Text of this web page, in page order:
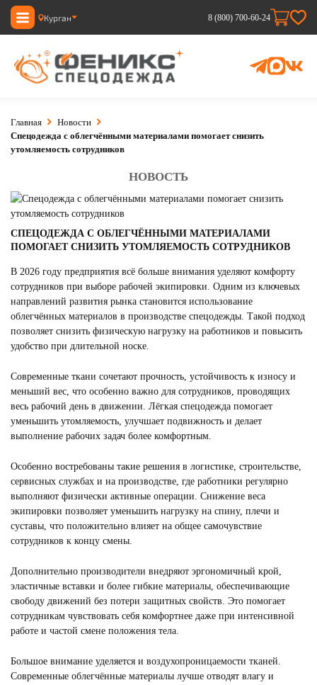
Курган 8 (800) 700-60-24
Главная
Новости
Спецодежда с облегчёнными материалами помогает снизить
утомляемость сотрудников
НОВОСТЬ
СПЕЦОДЕЖДА С ОБЛЕГЧЁННЫМИ МАТЕРИАЛАМИ
ПОМОГАЕТ СНИЗИТЬ УТОМЛЯЕМОСТЬ СОТРУДНИКОВ
В 2026 году предприятия всё больше внимания уделяют комфорту
сотрудников при выборе рабочей экипировки. Одним из ключевых
направлений развития рынка становится использование
облегчённых материалов в производстве спецодежды. Такой подход
позволяет снизить физическую нагрузку на работников и повысить
удобство при длительной носке.
Современные ткани сочетают прочность, устойчивость к износу и
меньший вес, что особенно важно для сотрудников, проводящих
весь рабочий день в движении. Лёгкая спецодежда помогает
уменьшить утомляемость, улучшает подвижность и делает
выполнение рабочих задач более комфортным.
Особенно востребованы такие решения в логистике, строительстве,
сервисных службах и на производстве, где работники регулярно
выполняют физически активные операции. Снижение веса
экипировки позволяет уменьшить нагрузку на спину, плечи и
суставы, что положительно влияет на общее самочувствие
сотрудников к концу смены.
Дополнительно производители внедряют эргономичный крой,
эластичные вставки и более гибкие материалы, обеспечивающие
свободу движений без потери защитных свойств. Это помогает
сотрудникам чувствовать себя комфортнее даже при интенсивной
работе и частой смене положения тела.
Большое внимание уделяется и воздухопроницаемости тканей.
Современные облегчённые материалы лучше отводят влагу и